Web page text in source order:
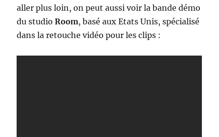
aller plus loin, on peut aussi voir la bande démo
du studioRoom, basé aux Etats Unis, spécialisé
dans la retouche vidéo pour les clips :